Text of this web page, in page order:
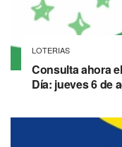
LOTERIAS
Consulta ahora
Día: jueves 6 de